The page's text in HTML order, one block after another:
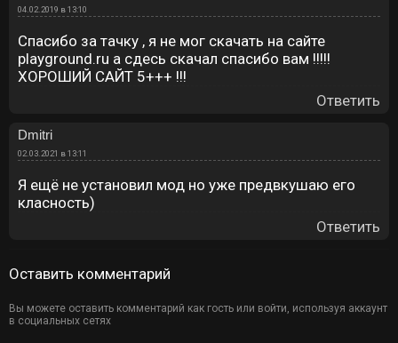
04.02.2019 в 13:10
Спасибо за тачку , я не мог скачать на сайте
playground.ru а сдесь скачал спасибо вам !!!!!
ХОРОШИЙ САЙТ 5+++ !!!
Ответить
Dmitri
02.03.2021 в 13:11
Я ещё не установил мод но уже предвкушаю его
класность)
Ответить
Оставить комментарий
Вы можете оставить комментарий как гость или войти, используя аккаунт
в социальных сетях